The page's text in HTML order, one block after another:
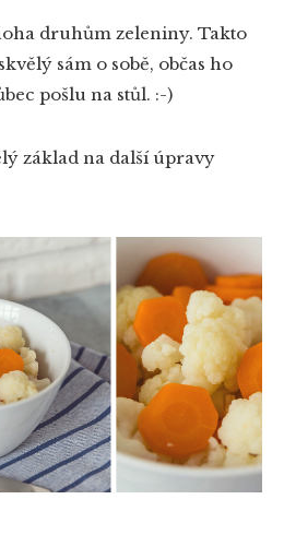
druhům zeleniny. Takto
sám o sobě, občas ho
pošlu na stůl. :-)
základ na další úpravy